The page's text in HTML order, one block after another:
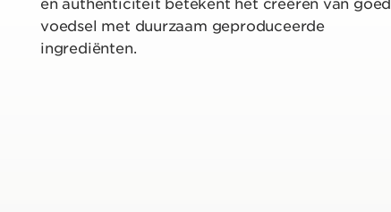
voedsel met duurzaam geproduceerde
ingrediënten.